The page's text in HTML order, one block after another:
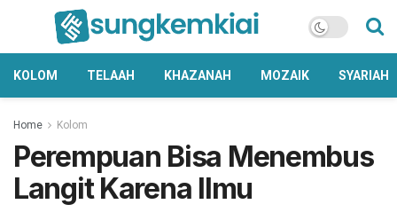
KOLOM TELAAH KHAZANAH MOZAIK SYARIAH
Home Kolom
Perempuan Bisa Menembus
Langit Karena Ilmu